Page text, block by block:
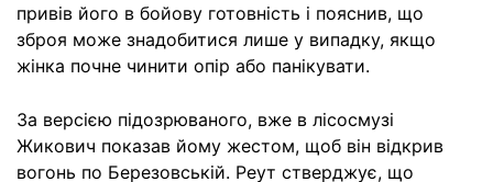
привів його в бойову готовність і пояснив, що
зброя може знадобитися лише у випадку, якщо
жінка почне чинити опір або панікувати.
За версією підозрюваного, вже в лісосмузі
Жикович показав йому жестом, щоб він відкрив
вогонь по Березовській. Реут стверджує, що